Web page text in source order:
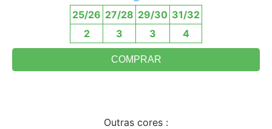
25/26 27/28 29/30 31/32
2
3 3 4
Outras cores :